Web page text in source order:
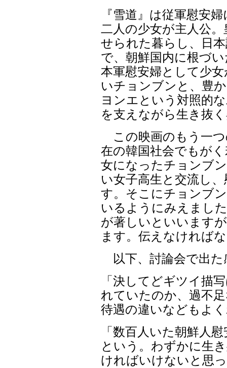
『雪道』は従軍慰安
二人の少女が主人公
せられた暮らし、日
で、朝鮮国内に根づ
本軍慰安婦として少
いチョンブンと、豊
ヨンエという対照的
を支えながら生き抜
この映画のもう一つ
在の韓国社会でもが
女になったチョンブ
い女子高生と交流し
す。そこにチョンブ
いるようにみえまし
が著しいといいます
ます。伝えなければ
以下、討論会で出た
「決してどギツイ描
れていたのか、過不
待遇の違いなどもよ
「数百人いた朝鮮人
という。わずかに生
ければいけないと思